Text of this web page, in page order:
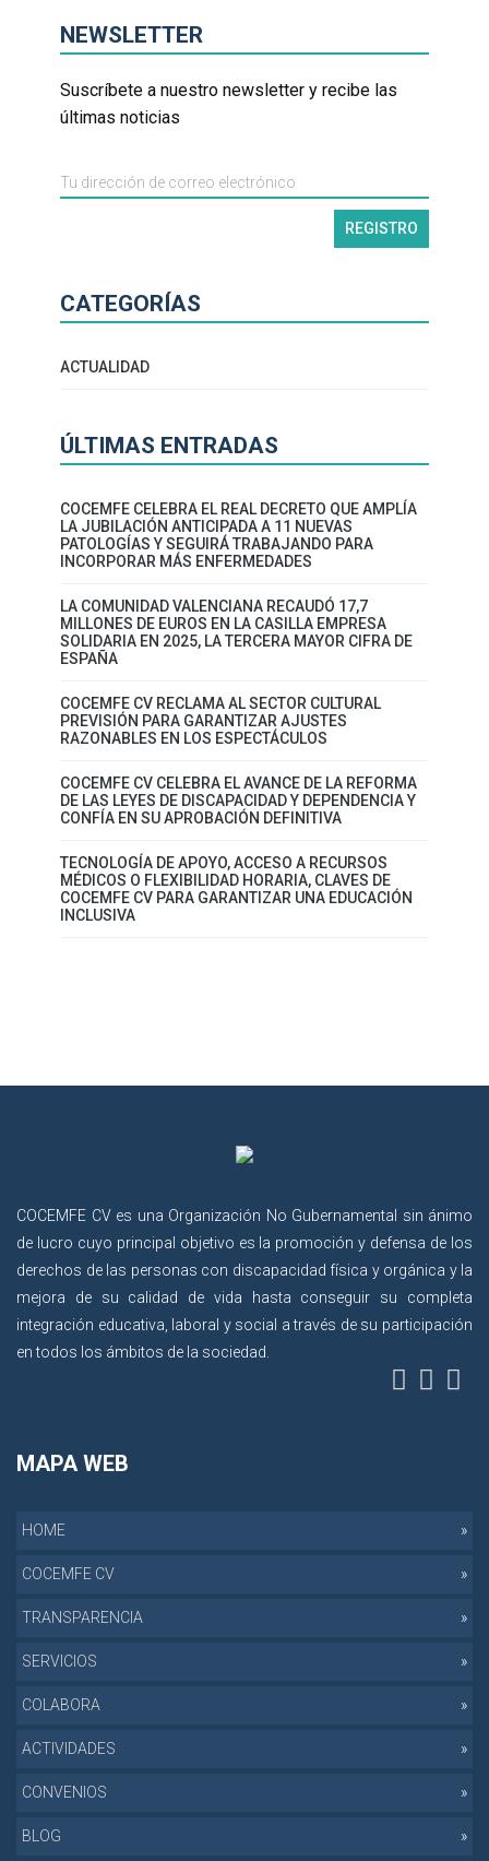
NEWSLETTER
Suscríbete a nuestro newsletter y recibe las
últimas noticias
CATEGORÍAS
ACTUALIDAD
ÚLTIMAS ENTRADAS
COCEMFE CELEBRA EL REAL DECRETO QUE AMPLÍA
LA JUBILACIÓN ANTICIPADA A 11 NUEVAS
PATOLOGÍAS Y SEGUIRÁ TRABAJANDO PARA
INCORPORAR MÁS ENFERMEDADES
LA COMUNIDAD VALENCIANA RECAUDÓ 17,7
MILLONES DE EUROS EN LA CASILLA EMPRESA
SOLIDARIA EN 2025, LA TERCERA MAYOR CIFRA DE
ESPAÑA
COCEMFE CV RECLAMA AL SECTOR CULTURAL
PREVISIÓN PARA GARANTIZAR AJUSTES
RAZONABLES EN LOS ESPECTÁCULOS
COCEMFE CV CELEBRA EL AVANCE DE LA REFORMA
DE LAS LEYES DE DISCAPACIDAD Y DEPENDENCIA Y
CONFÍA EN SU APROBACIÓN DEFINITIVA
TECNOLOGÍA DE APOYO, ACCESO A RECURSOS
MÉDICOS O FLEXIBILIDAD HORARIA, CLAVES DE
COCEMFE CV PARA GARANTIZAR UNA EDUCACIÓN
INCLUSIVA
COCEMFE CV es una Organización No Gubernamental sin ánimo
de lucro cuyo principal objetivo es la promoción y defensa de los
derechos de las personas con discapacidad física y orgánica y la
mejora de su calidad de vida hasta conseguir su completa
integración educativa, laboral y social a través de su participación
en todos los ámbitos de la sociedad.
MAPA WEB
HOME
COCEMFE CV
TRANSPARENCIA
SERVICIOS
COLABORA
ACTIVIDADES
CONVENIOS
BLOG